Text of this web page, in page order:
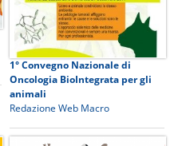
1° Convegno Nazionale di
Oncologia BioIntegrata per gli
animali
Redazione Web Macro